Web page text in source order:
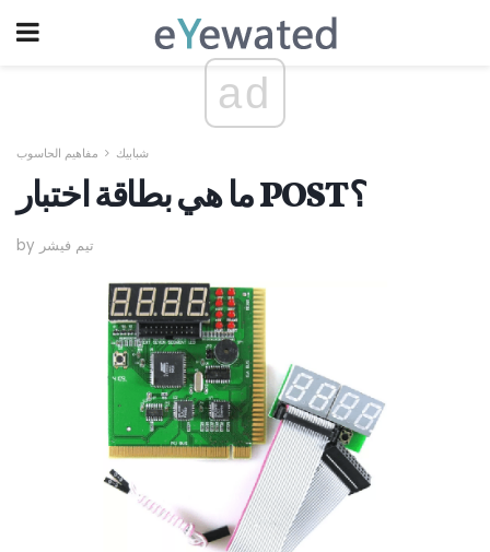
ad
شبابيك مفاهيم الحاسوب
ما هي بطاقة اختبار POST؟
by تيم فيشر